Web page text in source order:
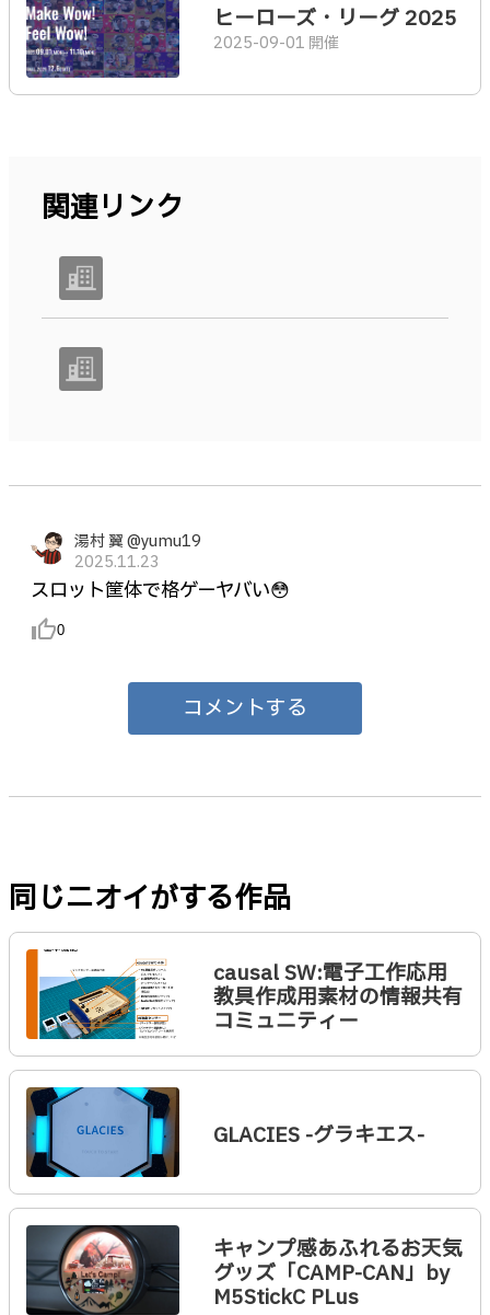
ヒーローズ・リーグ 2025
2025-09-01 開催
関連リンク
湯村 翼 @yumu19
2025.11.23
スロット筐体で格ゲーヤバい😳
thumb_up_alt0
コメントする
同じニオイがする作品
causal SW:電子工作応用
教具作成用素材の情報共有
コミュニティー
GLACIES -グラキエス-
キャンプ感あふれるお天気
グッズ「CAMP-CAN」by
M5StickC PLus